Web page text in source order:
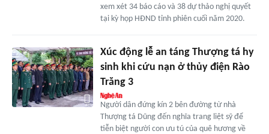
xem xét 34 báo cáo và 38 dự thảo nghị quyết
tại kỳ họp HĐND tỉnh phiên cuối năm 2020.
Xúc động lễ an táng Thượng tá hy
sinh khi cứu nạn ở thủy điện Rào
Trăng 3
Người dân đứng kín 2 bên đường từ nhà
Thượng tá Dũng đến nghĩa trang liệt sỹ để
tiễn biệt người con ưu tú của quê hương về